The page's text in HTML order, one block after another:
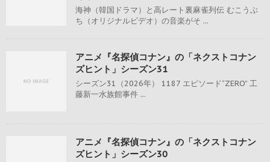
海神（韓国ドラマ）と高レート裏麻雀列伝 むこうぶ
ち（オリジナルビデオ）の音楽がそ ...
アニメ『名探偵コナン』の「ネクストコナン
ズヒント」シーズン31
シーズン31（2026年） 1187 エピソード“ZERO” 工
藤新一水族館事件 ...
アニメ『名探偵コナン』の「ネクストコナン
ズヒント」シーズン30